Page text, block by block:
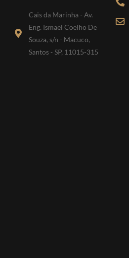
Cais da Marinha - Av.
Eng. Ismael Coelho De
Souza, s/n - Macuco,
Santos - SP, 11015-315